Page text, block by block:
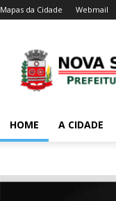
Mapas da Cidade Webmail
HOME A CIDADE